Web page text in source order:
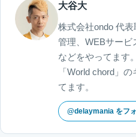
大谷大
株式会社ondo 代
管理、WEBサービ
などをやってます
「World chord」
てます。
@delaymania をフ